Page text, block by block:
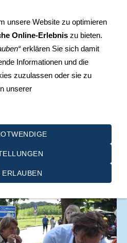
Fellbach-Schmiden
Ischl
unsere Website zu optimieren
Online-Erlebnis zu bieten.
erklären Sie sich damit
Informationen und die
zuzulassen oder sie zu
unserer
ERLAUBEN